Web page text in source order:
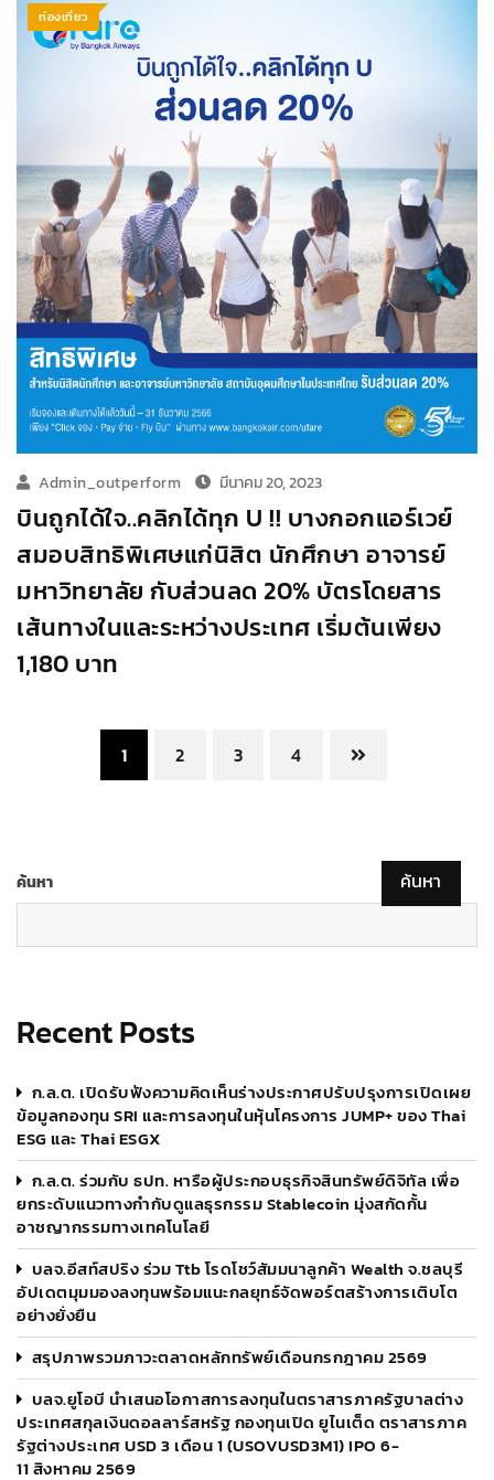
ท่องเที่ยว
Admin_outperform มีนาคม 20, 2023
บินถูกได้ใจ..คลิกได้ทุก U !! บางกอกแอร์เวย์
สมอบสิทธิพิเศษแก่นิสิต นักศึกษา อาจารย์
มหาวิทยาลัย กับส่วนลด 20% บัตรโดยสาร
เส้นทางในและระหว่างประเทศ เริ่มต้นเพียง
1,180 บาท
1 2 3 4
ค้นหา ค้นหา
Recent Posts
ก.ล.ต. เปิดรับฟังความคิดเห็นร่างประกาศปรับปรุงการเปิดเผย
ข้อมูลกองทุน SRI และการลงทุนในหุ้นโครงการ JUMP+ ของ Thai
ESG และ Thai ESGX
ก.ล.ต. ร่วมกับ ธปท. หารือผู้ประกอบธุรกิจสินทรัพย์ดิจิทัล เพื่อ
ยกระดับแนวทางกำกับดูแลธุรกรรม Stablecoin มุ่งสกัดกั้น
อาชญากรรมทางเทคโนโลยี
บลจ.อีสท์สปริง ร่วม Ttb โรดโชว์สัมมนาลูกค้า Wealth จ.ชลบุรี
อัปเดตมุมมองลงทุนพร้อมแนะกลยุทธ์จัดพอร์ตสร้างการเติบโต
อย่างยั่งยืน
สรุปภาพรวมภาวะตลาดหลักทรัพย์เดือนกรกฎาคม 2569
บลจ.ยูโอบี นำเสนอโอกาสการลงทุนในตราสารภาครัฐบาลต่าง
ประเทศสกุลเงินดอลลาร์สหรัฐ กองทุนเปิด ยูไนเต็ด ตราสารภาค
รัฐต่างประเทศ USD 3 เดือน 1 (USOVUSD3M1) IPO 6-
11 สิงหาคม 2569